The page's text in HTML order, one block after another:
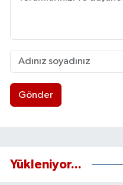
Gönder
Yükleniyor...